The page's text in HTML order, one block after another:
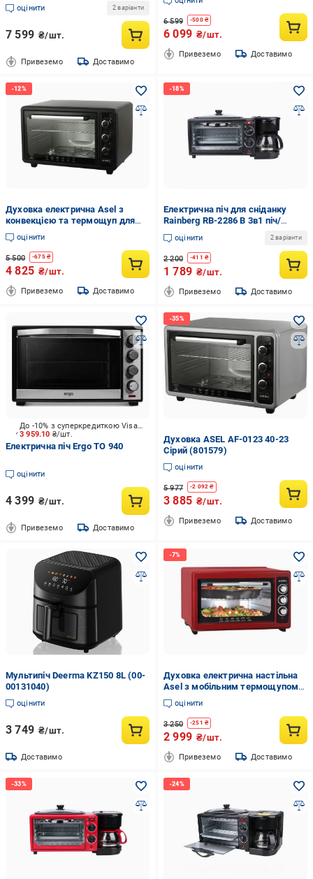
оцінити 2 варіанти
7 599 ₴/шт.
Привеземо Доставимо
6 599 -500₴
6 099 ₴/шт.
Привеземо Доставимо
Духовка електрична Asel з
конвекцією та термощуп для
випічки 40 л
оцінити
5 500 -675₴
4 825 ₴/шт.
Привеземо Доставимо
Електрична піч для сніданку
Rainberg RB-2286 B 3в1 піч/
кавоварка/жаркова поверхня
(32403011)
оцінити 2 варіанти
2 200 -411 ₴
1 789 ₴/шт.
Привеземо Доставимо
3 959.10 ₴/шт.
До -10% з суперкредиткою Visa Вигода
Електрична піч Ergo TO 940
оцінити
4 399 ₴/шт.
Привеземо Доставимо
Духовка ASEL AF-0123 40-23
Сірий (801579)
оцінити
5 977 -2 092 ₴
3 885 ₴/шт.
Привеземо Доставимо
Мультипіч Deerma KZ150 8L (00-
00131040)
оцінити
3 749 ₴/шт.
Доставимо
Духовка електрична настільна
Asel з мобільним термощупом
для випікання 33 л Червоний
оцінити
3 250 -251 ₴
2 999 ₴/шт.
Привеземо Доставимо